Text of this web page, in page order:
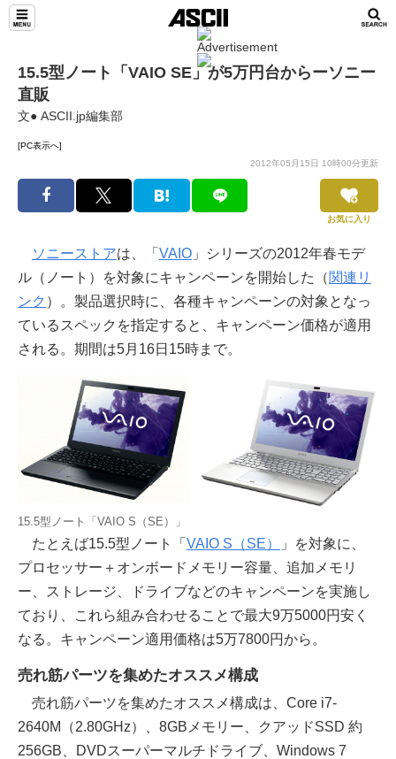
15.5型ノート「VAIO SE」が5万円台からーソニー
直販
文● ASCII.jp編集部
[PC表示へ]
2012年05月15日 10時00分更新
お気に入り
ソニーストアは、「 VAIO 」シリーズの2012年春モデ
ル（ノート）を対象にキャンペーンを開始した（関連リ
ンク ）。製品選択時に、各種キャンペーンの対象となっ
ているスペックを指定すると、キャンペーン価格が適用
される。期間は5月16日15時まで。
15.5型ノート「VAIO S（SE）」
たとえば15.5型ノート「 VAIO S（SE）
」を対象に、
プロセッサー＋オンボードメモリー容量、追加メモリ
ー、ストレージ、ドライブなどのキャンペーンを実施し
ており、これら組み合わせることで最大9万5000円安く
なる。キャンペーン適用価格は5万7800円から。
売れ筋パーツを集めたオススメ構成
売れ筋パーツを集めたオススメ構成は、Core i7-
2640M（2.80GHz）、8GBメモリー、クアッドSSD 約
256GB、DVDスーパーマルチドライブ、Windows 7